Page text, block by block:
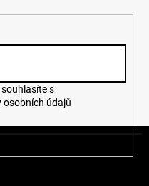
osobních údajů